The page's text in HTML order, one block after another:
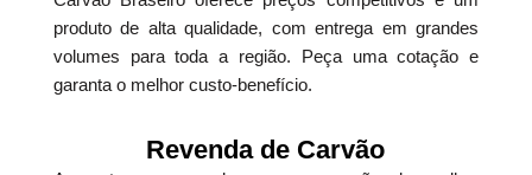
produto de alta qualidade, com entrega em grandes
volumes para toda a região. Peça uma cotação e
garanta o melhor custo-benefício.
Revenda de Carvão